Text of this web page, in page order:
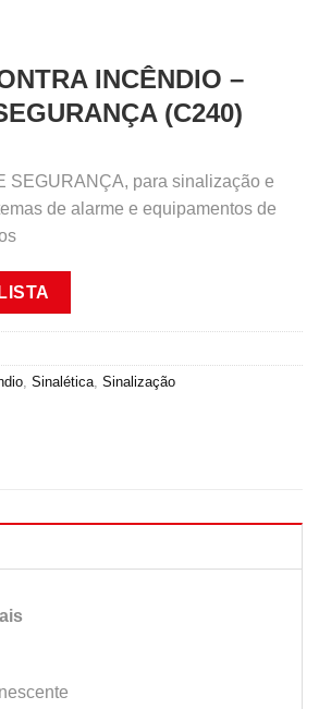
INCÊNDIO –
(C240)
SEGURANÇA, para sinalização e
de alarme e equipamentos de
Sinalética Sinalização